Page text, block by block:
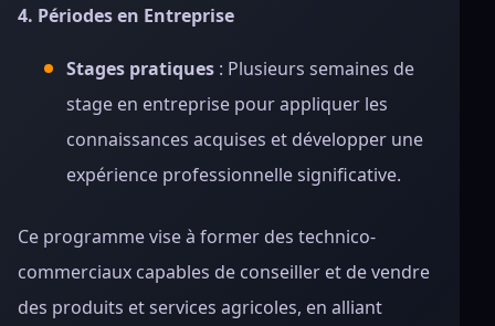
4. Périodes en Entreprise
Stages pratiques : Plusieurs semaines de
stage en entreprise pour appliquer les
connaissances acquises et développer une
expérience professionnelle significative.
Ce programme vise à former des technico-
commerciaux capables de conseiller et de vendre
des produits et services agricoles, en alliant